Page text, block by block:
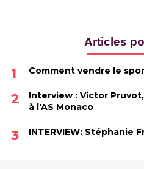
Articles
Comment vendre le
Interview : Victor
à l'AS Monaco
INTERVIEW: Stéphanie